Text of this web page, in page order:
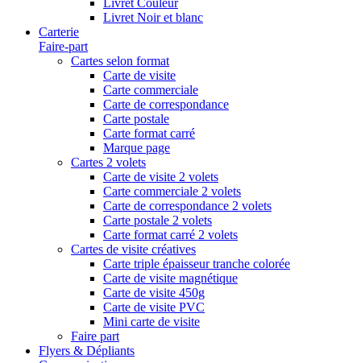
Livret Couleur
Livret Noir et blanc
Carterie
Faire-part
Cartes selon format
Carte de visite
Carte commerciale
Carte de correspondance
Carte postale
Carte format carré
Marque page
Cartes 2 volets
Carte de visite 2 volets
Carte commerciale 2 volets
Carte de correspondance 2 volets
Carte postale 2 volets
Carte format carré 2 volets
Cartes de visite créatives
Carte triple épaisseur tranche colorée
Carte de visite magnétique
Carte de visite 450g
Carte de visite PVC
Mini carte de visite
Faire part
Flyers & Dépliants